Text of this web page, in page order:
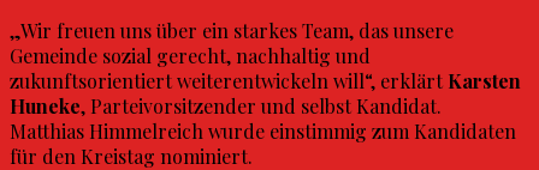
„Wir freuen uns über ein starkes Team, das unsere
Gemeinde sozial gerecht, nachhaltig und
zukunftsorientiert weiterentwickeln will“, erklärtKarsten
Huneke, Parteivorsitzender und selbst Kandidat.
Matthias Himmelreich wurde einstimmig zum Kandidaten
für den Kreistag nominiert.